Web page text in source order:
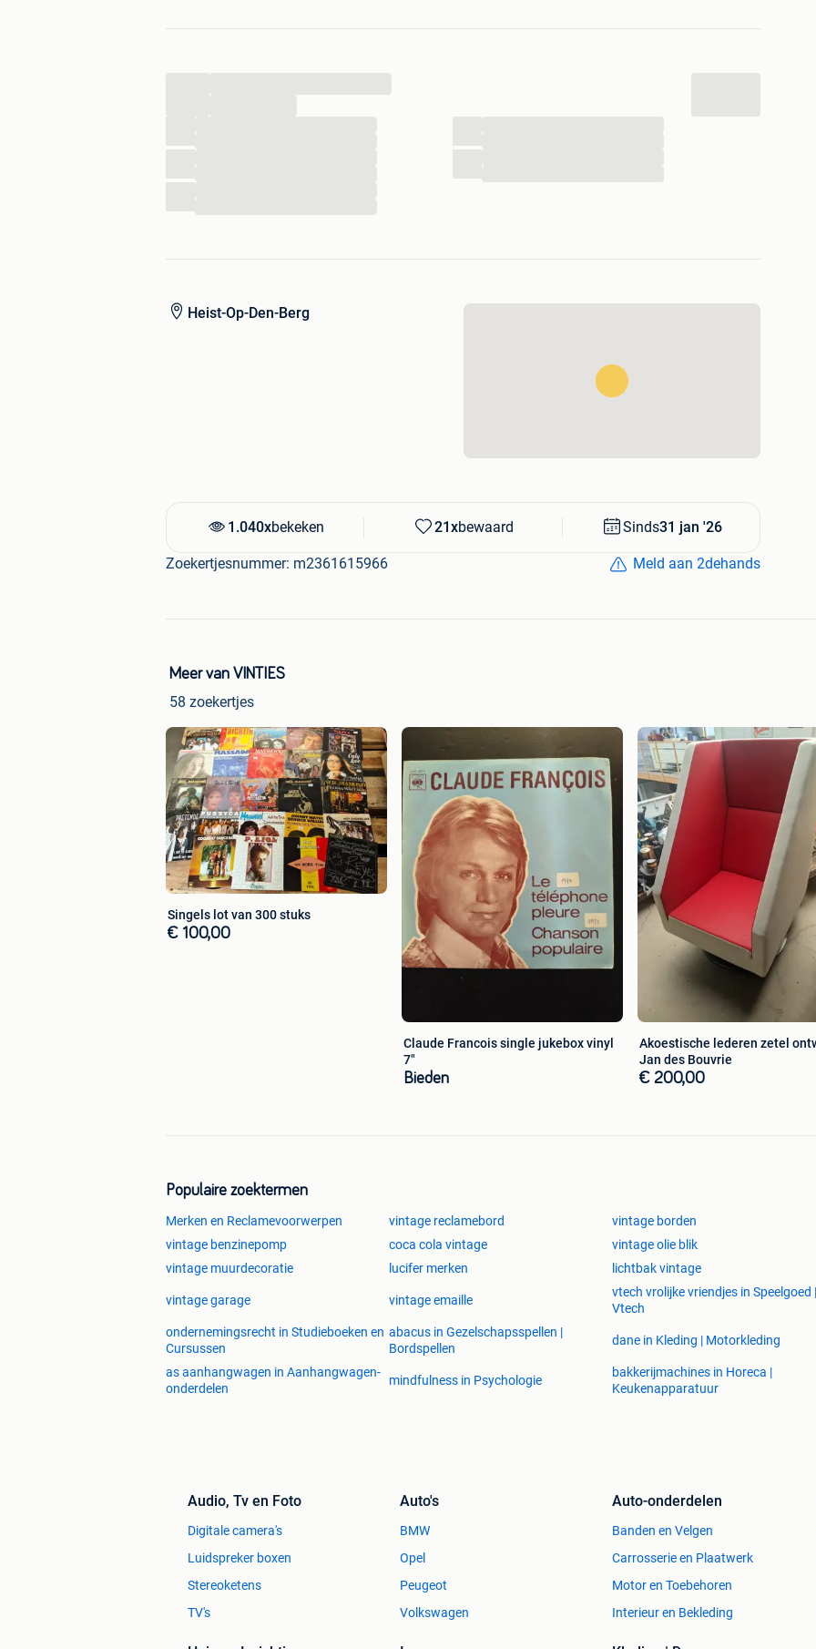
Heist-Op-Den-Berg
1.040xbekeken 21xbewaard Sinds31 jan '26
Zoekertjesnummer: m2361615966 Meld aan 2dehands
Meer van VINTIES
58 zoekertjes
Singels lot van 300 stuks
€ 100,00
Claude Francois single jukebox vinyl
7"
Bieden
Akoestische lederen zetel
Jan des Bouvrie
€ 200,00
Populaire zoektermen
Merken en Reclamevoorwerpen vintage reclamebord vintage borden
vintage benzinepomp
coca cola vintage vintage olie blik
vintage muurdecoratie
lucifer merken lichtbak vintage
vintage garage vintage emaille
vtech vrolijke vriendjes in Speelgoed |
Vtech
ondernemingsrecht in Studieboeken en
Cursussen
abacus in Gezelschapsspellen |
Bordspellen
dane in Kleding | Motorkleding
as aanhangwagen in Aanhangwagen-
onderdelen
mindfulness in Psychologie
bakkerijmachines in Horeca |
Keukenapparatuur
Audio, Tv en Foto
Digitale camera's
Luidspreker boxen
Stereoketens
TV's
Auto's
BMW
Opel
Peugeot
Volkswagen
Auto-onderdelen
Banden en Velgen
Carrosserie en Plaatwerk
Motor en Toebehoren
Interieur en Bekleding